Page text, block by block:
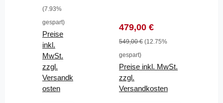
(7.93%
gespart)
Preise
inkl.
MwSt.
zzgl.
Versandk
osten
Verkaufspreis:
479,00 €
549,00 € (12.75%
gespart)
Preise inkl. MwSt.
zzgl.
Versandkosten